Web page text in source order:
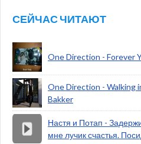
СЕЙЧАС ЧИТАЮТ
One Direction - Forever
One Direction - Walking
Bakker
Настя и Потап -
мне лучик счастья.